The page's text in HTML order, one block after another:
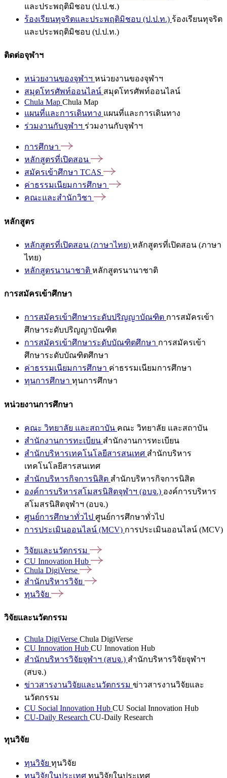
และประพฤติมิชอบ (ป.ป.ช.)
ร้องเรียนทุจริตและประพฤติมิชอบ (ป.ป.ท.) ร้องเรียนทุจริต
และประพฤติมิชอบ (ป.ป.ท.)
ติดต่อจุฬาฯ
หน่วยงานของจุฬาฯ หน่วยงานของจุฬาฯ
สมุดโทรศัพท์ออนไลน์ สมุดโทรศัพท์ออนไลน์
Chula Map Chula Map
แผนที่และการเดินทาง แผนที่และการเดินทาง
ร่วมงานกับจุฬาฯ ร่วมงานกับจุฬาฯ
การศึกษา
หลักสูตรที่เปิดสอน
สมัครเข้าศึกษา TCAS
ค่าธรรมเนียมการศึกษา
คณะและสำนักวิชา
หลักสูตร
หลักสูตรที่เปิดสอน (ภาษาไทย) หลักสูตรที่เปิดสอน (ภาษา
ไทย)
หลักสูตรนานาชาติ หลักสูตรนานาชาติ
การสมัครเข้าศึกษา
การสมัครเข้าศึกษาระดับปริญญาบัณฑิต การสมัครเข้า
ศึกษาระดับปริญญาบัณฑิต
การสมัครเข้าศึกษาระดับบัณฑิตศึกษา การสมัครเข้า
ศึกษาระดับบัณฑิตศึกษา
ค่าธรรมเนียมการศึกษา ค่าธรรมเนียมการศึกษา
ทุนการศึกษา ทุนการศึกษา
หน่วยงานการศึกษา
คณะ วิทยาลัย และสถาบัน คณะ วิทยาลัย และสถาบัน
สำนักงานการทะเบียน สำนักงานการทะเบียน
สำนักบริหารเทคโนโลยีสารสนเทศ สำนักบริหาร
เทคโนโลยีสารสนเทศ
สำนักบริหารกิจการนิสิต สำนักบริหารกิจการนิสิต
องค์การบริหารสโมสรนิสิตจุฬาฯ (อบจ.) องค์การบริหาร
สโมสรนิสิตจุฬาฯ (อบจ.)
ศูนย์การศึกษาทั่วไป ศูนย์การศึกษาทั่วไป
การประเมินออนไลน์ (MCV) การประเมินออนไลน์ (MCV)
วิจัยและนวัตกรรม
CU Innovation Hub
Chula DigiVerse
สำนักบริหารวิจัย
ทุนวิจัย
วิจัยและนวัตกรรม
Chula DigiVerse Chula DigiVerse
CU Innovation Hub CU Innovation Hub
สำนักบริหารวิจัยจุฬาฯ (สบจ.) สำนักบริหารวิจัยจุฬาฯ
(สบจ.)
ข่าวสารงานวิจัยและนวัตกรรม ข่าวสารงานวิจัยและ
นวัตกรรม
CU Social Innovation Hub CU Social Innovation Hub
CU-Daily Research CU-Daily Research
ทุนวิจัย
ทุนวิจัย ทุนวิจัย
ทุนวิจัยในประเทศ ทุนวิจัยในประเทศ